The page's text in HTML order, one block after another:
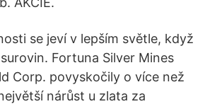
se jeví v lepším světle, když
Fortuna Silver Mines
Corp. povyskočily o více než
nárůst u zlata za